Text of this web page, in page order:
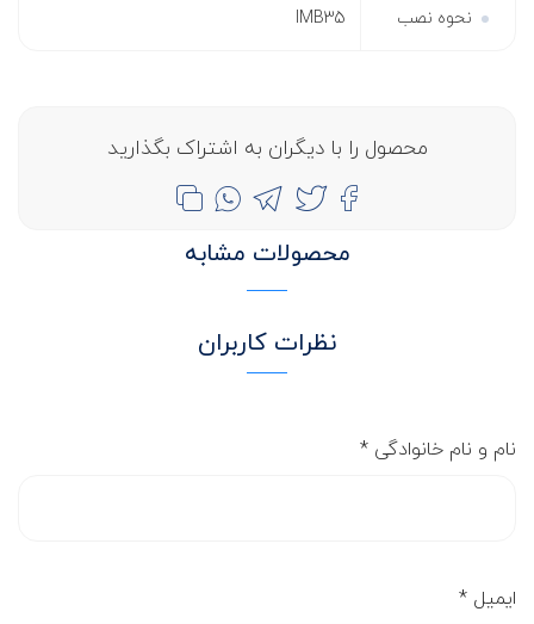
نحوه نصب IMB35
محصول را با دیگران به اشتراک بگذارید
محصولات مشابه
نظرات کاربران
نام و نام خانوادگی *
ایمیل *